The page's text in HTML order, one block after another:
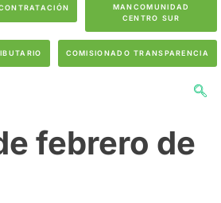
MANCOMUNIDAD
CENTRO SUR
COMISIONADO TRANSPARENCIA
febrero de